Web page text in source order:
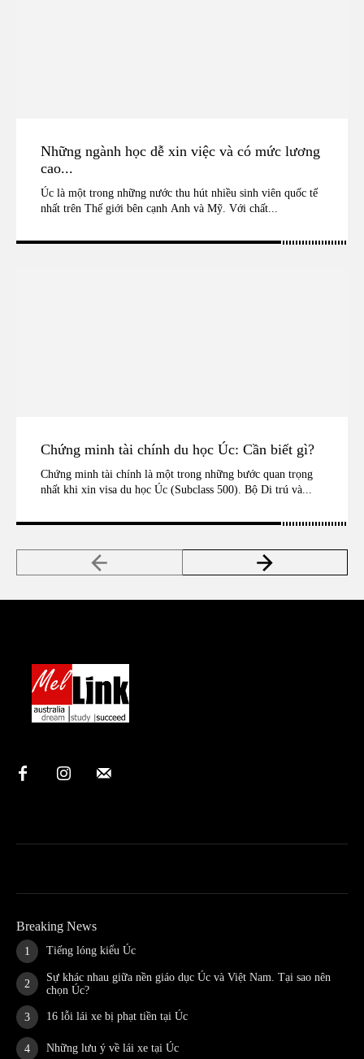
Những ngành học dễ xin việc và có mức lương
cao...
Úc là một trong những nước thu hút nhiều sinh viên quốc tế
nhất trên Thế giới bên cạnh Anh và Mỹ. Với chất...
Chứng minh tài chính du học Úc: Cần biết gì?
Chứng minh tài chính là một trong những bước quan trọng
nhất khi xin visa du học Úc (Subclass 500). Bộ Di trú và...
Breaking News
Tiếng lóng kiểu Úc
Sự khác nhau giữa nền giáo dục Úc và Việt Nam. Tại sao nên
chọn Úc?
16 lỗi lái xe bị phạt tiền tại Úc
Những lưu ý về lái xe tại Úc